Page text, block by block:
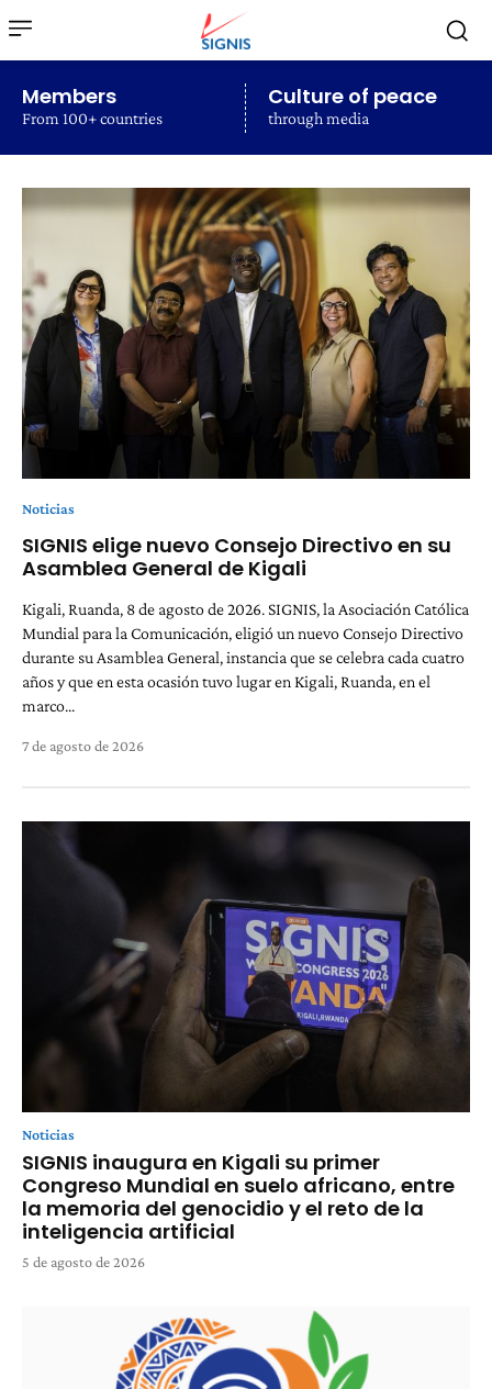
Members
From 100+ countries
Culture of peace
through media
Noticias
SIGNIS elige nuevo Consejo Directivo en su
Asamblea General de Kigali
Kigali, Ruanda, 8 de agosto de 2026. SIGNIS, la Asociación Católica
Mundial para la Comunicación, eligió un nuevo Consejo Directivo
durante su Asamblea General, instancia que se celebra cada cuatro
años y que en esta ocasión tuvo lugar en Kigali, Ruanda, en el
marco...
7 de agosto de 2026
Noticias
SIGNIS inaugura en Kigali su primer
Congreso Mundial en suelo africano, entre
la memoria del genocidio y el reto de la
inteligencia artificial
5 de agosto de 2026